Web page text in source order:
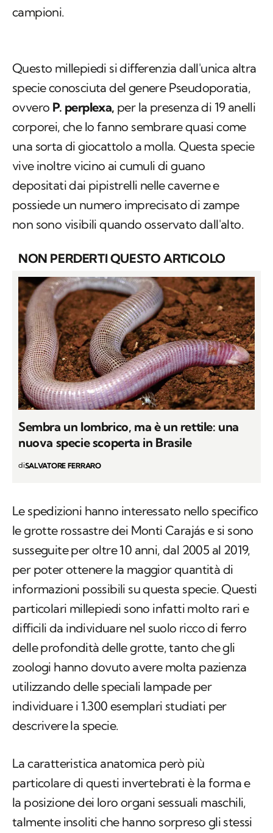
campioni.
Questo millepiedi si differenzia dall'unica altra
specie conosciuta del generePseudoporatia,
ovvero P. perplexa, per la presenza di 19 anelli
corporei, che lo fanno sembrare quasi come
una sorta di giocattolo a molla. Questa specie
vive inoltre vicino ai cumuli di guano
depositati dai pipistrelli nelle caverne e
possiede un numero imprecisato di zampe
non sono visibili quando osservato dall'alto.
NON PERDERTI QUESTO ARTICOLO
Sembra un lombrico, ma è un rettile: una
nuova specie scoperta in Brasile
diSALVATORE FERRARO
Le spedizioni hanno interessato nello specifico
le grotte rossastre dei Monti Carajás e si sono
susseguite per oltre 10 anni, dal 2005 al 2019,
per poter ottenere la maggior quantità di
informazioni possibili su questa specie. Questi
particolari millepiedi sono infatti molto rari e
difficili da individuare nel suolo ricco di ferro
delle profondità delle grotte, tanto che gli
zoologi hanno dovuto avere molta pazienza
utilizzando delle speciali lampade per
individuare i 1.300 esemplari studiati per
descrivere la specie.
La caratteristica anatomica però più
particolare di questi invertebrati è la forma e
la posizione dei loro organi sessuali maschili,
talmente insoliti che hanno sorpreso gli stessi